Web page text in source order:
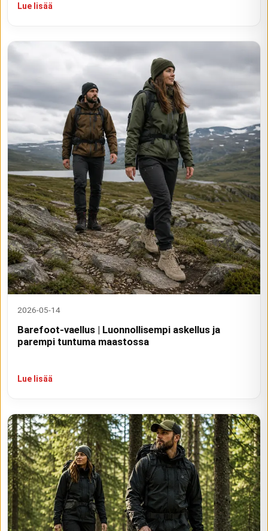
Lue lisää
2026-05-14
Barefoot-vaellus | Luonnollisempi askellus ja
parempi tuntuma maastossa
Lue lisää